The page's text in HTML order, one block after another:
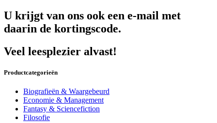
U krijgt van ons ook een e-mail met
daarin de kortingscode.
Veel leesplezier alvast!
Productcategorieën
Biografieën & Waargebeurd
Economie & Management
Fantasy & Sciencefiction
Filosofie